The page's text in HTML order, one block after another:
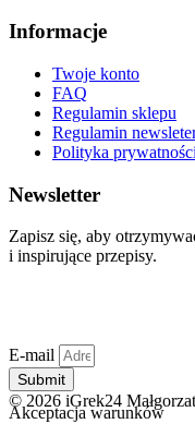
Informacje
Twoje konto
FAQ
Regulamin sklepu
Regulamin
Polityka prywatności
Newsletter
Zapisz się, aby
i inspirujące przepisy.
Akceptacja warunków
E-mail
Submit
© 2026 iGrek24